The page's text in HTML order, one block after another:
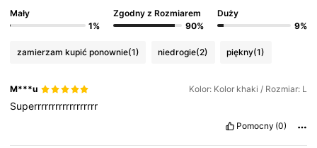
4,76 99K Obserwujący
Mały
1%
Zgodny z Rozmiarem
90%
Duży
9%
zamierzam kupić ponownie(1) niedrogie(2) piękny(1)
M***u Kolor: Kolor khaki / Rozmiar: L
Superrrrrrrrrrrrrrrrrr
Pomocny (0)